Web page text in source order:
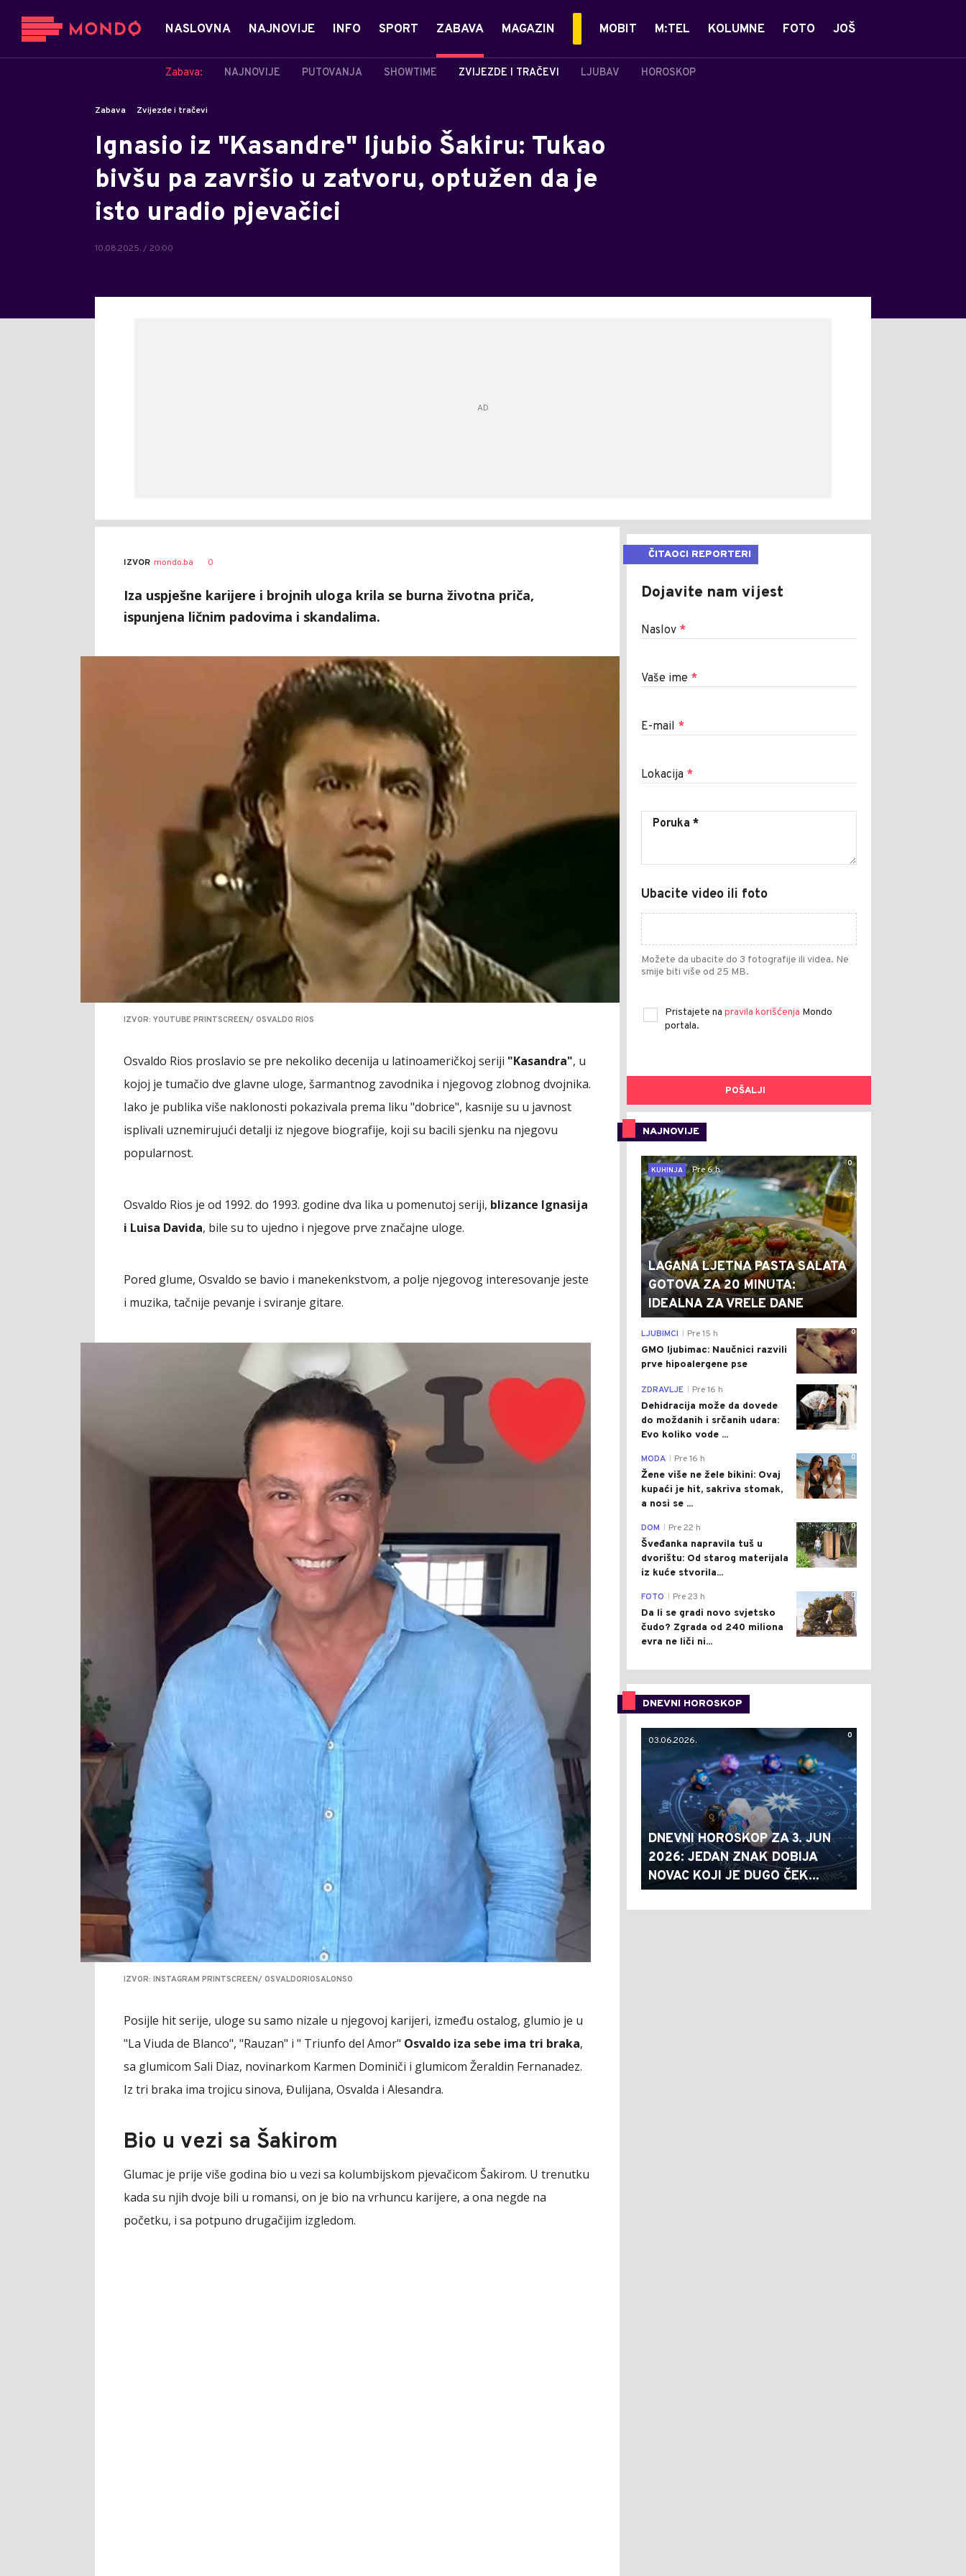
NASLOVNA NAJNOVIJE INFO SPORT ZABAVA
Zabava: NAJNOVIJE PUTOVANJA SHOWTIME ZVIJEZDE I TRAČEVI LJUBAV HOROSKOP
MAGAZIN MOBIT M:TEL KOLUMNE FOTO JOŠ
Zabava Zvijezde i tračevi
Ignasio iz "Kasandre" ljubio Šakiru: Tukao
bivšu pa završio u zatvoru, optužen da je
isto uradio pjevačici
10.08.2025. / 20:00
IZVOR mondo.ba 0
Iza uspješne karijere i brojnih uloga krila se burna životna priča,
ispunjena ličnim padovima i skandalima.
IZVOR: YOUTUBE PRINTSCREEN/ OSVALDO RIOS
Osvaldo Rios proslavio se pre nekoliko decenija u latinoameričkoj seriji "Kasandra", u
kojoj je tumačio dve glavne uloge, šarmantnog zavodnika i njegovog zlobnog dvojnika.
Iako je publika više naklonosti pokazivala prema liku "dobrice", kasnije su u javnost
isplivali uznemirujući detalji iz njegove biografije, koji su bacili sjenku na njegovu
popularnost.
Osvaldo Rios je od 1992. do 1993. godine dva lika u pomenutoj seriji, blizance Ignasija
i Luisa Davida, bile su to ujedno i njegove prve značajne uloge.
Pored glume, Osvaldo se bavio i manekenkstvom, a polje njegovog interesovanje jeste
i muzika, tačnije pevanje i sviranje gitare.
IZVOR: INSTAGRAM PRINTSCREEN/ OSVALDORIOSALONSO
Posijle hit serije, uloge su samo nizale u njegovoj karijeri, između ostalog, glumio je u
"La Viuda de Blanco", "Rauzan" i " Triunfo del Amor" Osvaldo iza sebe ima tri braka,
sa glumicom Sali Diaz, novinarkom Karmen Dominiči i glumicom Žeraldin Fernanadez.
Iz tri braka ima trojicu sinova, Đulijana, Osvalda i Alesandra.
Bio u vezi sa Šakirom
Glumac je prije više godina bio u vezi sa kolumbijskom pjevačicom Šakirom. U trenutku
kada su njih dvoje bili u romansi, on je bio na vrhuncu karijere, a ona negde na
početku, i sa potpuno drugačijim izgledom.
ČITAOCI REPORTERI
Dojavite nam vijest
Naslov *
Vaše ime *
E-mail *
Lokacija *
Ubacite video ili foto
Možete da ubacite do 3 fotografije ili videa. Ne
smije biti više od 25 MB.
Pristajete na pravila korišćenja Mondo
portala.
POŠALJI
NAJNOVIJE
0
KUHINJA
Pre 6 h
LAGANA LJETNA PASTA SALATA
GOTOVA ZA 20 MINUTA:
IDEALNA ZA VRELE DANE
0
LJUBIMCI Pre 15 h
GMO ljubimac: Naučnici razvili
prve hipoalergene pse
0
ZDRAVLJE Pre 16 h
Dehidracija može da dovede
do moždanih i srčanih udara:
Evo koliko vode ...
0
MODA Pre 16 h
Žene više ne žele bikini: Ovaj
kupaći je hit, sakriva stomak,
a nosi se ...
0
DOM Pre 22 h
Šveđanka napravila tuš u
dvorištu: Od starog materijala
iz kuće stvorila...
0
FOTO Pre 23 h
Da li se gradi novo svjetsko
čudo? Zgrada od 240 miliona
evra ne liči ni...
DNEVNI HOROSKOP
0
03.06.2026.
DNEVNI HOROSKOP ZA 3. JUN
2026: JEDAN ZNAK DOBIJA
NOVAC KOJI JE DUGO ČEK...